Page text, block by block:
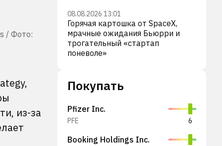
/ Фото:
из-за
08.08.2026 13:01
Горячая картошка от SpaceX,
мрачные ожидания Бьюрри и
трогательный «стартап
поневоле»
Покупать
Pfizer Inc.
PFE 6
Booking Holdings Inc.